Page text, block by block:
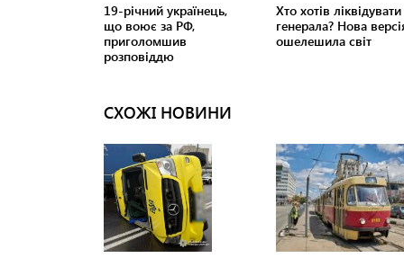
СХОЖІ НОВИНИ